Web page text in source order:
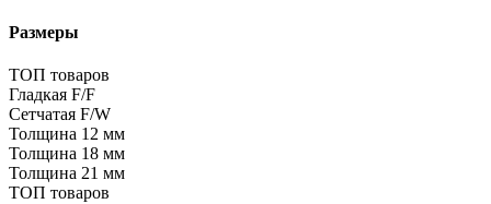
Размеры
ТОП товаров
Гладкая F/F
Сетчатая F/W
Толщина 12 мм
Толщина 18 мм
Толщина 21 мм
ТОП товаров